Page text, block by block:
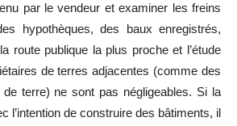
par le vendeur et examiner les freins
hypothèques, des baux enregistrés,
route publique la plus proche et l’étude
de terres adjacentes (comme des
terre) ne sont pas négligeables. Si la
l’intention de construire des bâtiments, il